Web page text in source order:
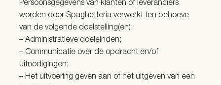
Persoonsgegevens van klanten of leveranciers
worden door Spaghetteria verwerkt ten behoeve
van de volgende doelstelling(en):
– Administratieve doeleinden;
– Communicatie over de opdracht en/of
uitnodigingen;
– Het uitvoering geven aan of het uitgeven van een